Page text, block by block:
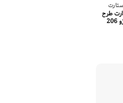
طرح